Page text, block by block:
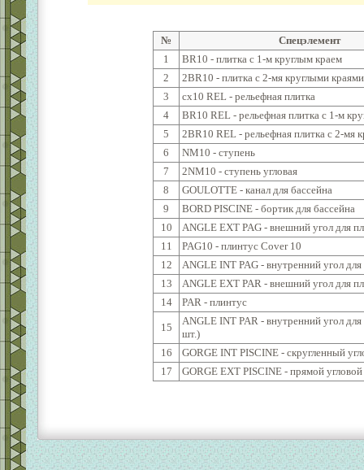
№
Спецэлемент
1
BR10 - плитка с 1-м круглым краем
2
2BR10 - плитка с 2-мя круглыми краями
3
cx10 REL - рельефная плитка
4
BR10 REL - рельефная плитка с 1-м
5
2BR10 REL - рельефная плитка с 2-мя
6
NM10 - ступень
7
2NM10 - ступень угловая
8
GOULOTTE - канал для бассейна
9
BORD PISCINE - бортик для бассейна
10
ANGLE EXT PAG - внешний угол для
11
PAG10 - плинтус Cover 10
12
ANGLE INT PAG - внутренний угол
13
ANGLE EXT PAR - внешний угол для
14
PAR - плинтус
15
ANGLE INT PAR - внутренний угол для
шт.)
16
GORGE INT PISCINE - скругленный
17
GORGE EXT PISCINE - прямой угловой